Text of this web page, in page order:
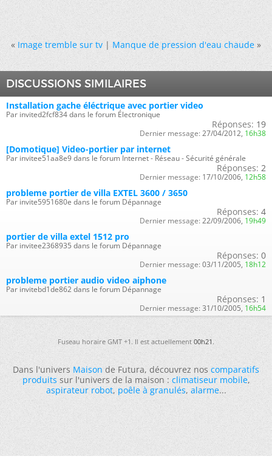
« Image tremble sur tv|Manque de pression d'eau chaude »
DISCUSSIONS SIMILAIRES
Installation gache éléctrique avec portier video
Par invited2fcf834 dans le forum Électronique
Réponses: 19
Dernier message: 27/04/2012, 16h38
[Domotique] Video-portier par internet
Par invitee51aa8e9 dans le forum Internet - Réseau - Sécurité générale
Réponses: 2
Dernier message: 17/10/2006, 12h58
probleme portier de villa EXTEL 3600 / 3650
Par invite5951680e dans le forum Dépannage
Réponses: 4
Dernier message: 22/09/2006, 19h49
portier de villa extel 1512 pro
Par invitee2368935 dans le forum Dépannage
Réponses: 0
Dernier message: 03/11/2005, 18h12
probleme portier audio video aiphone
Par invitebd1de862 dans le forum Dépannage
Réponses: 1
Dernier message: 31/10/2005, 16h54
Fuseau horaire GMT +1. Il est actuellement00h21.
Dans l'universMaisonde Futura, découvrez noscomparatifs
produitssur l'univers de la maison :climatiseur mobile,
aspirateur robot,poêle à granulés,alarme...